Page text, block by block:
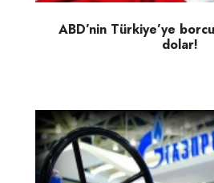
ABD’nin Türkiye’ye
dolar!